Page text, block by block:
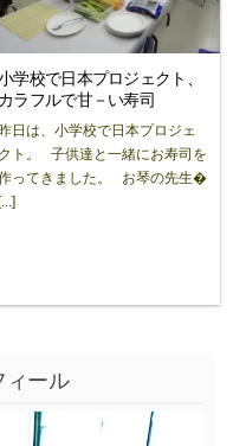
学校で日本プロジェクト、
カラフルで甘－い寿司
日は、小学校で日本プロジェ
クト。 子供達と一緒にお寿司を
ってきました。 お琴の先生�
[...]
ール